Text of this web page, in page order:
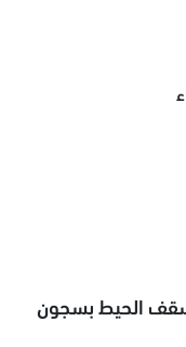
سقف الحيط بسجون